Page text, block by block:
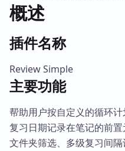
概述
插件名称
Review Simple
主要功能
帮助用户按自定义的循环
复习日期记录在笔记的前置
文件夹筛选、多级复习间